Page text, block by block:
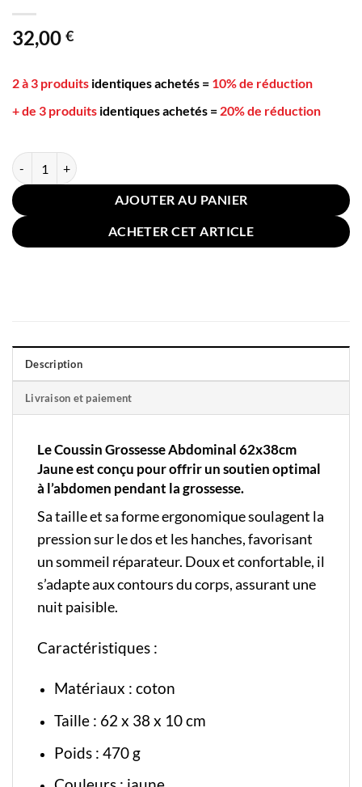
32,00 €
2 à 3 produits identiques achetés = 10% de réduction
+ de 3 produits identiques achetés = 20% de réduction
quantité de Coussin Grossesse Abdominal 62x38cm Jaune
AJOUTER AU PANIER
ACHETER CET ARTICLE
Description
Livraison et paiement
Le Coussin Grossesse Abdominal 62x38cm
Jaune est conçu pour offrir un soutien optimal
à l’abdomen pendant la grossesse.
Sa taille et sa forme ergonomique soulagent la
pression sur le dos et les hanches, favorisant
un sommeil réparateur. Doux et confortable, il
s’adapte aux contours du corps, assurant une
nuit paisible.
Caractéristiques :
Matériaux : coton
Taille : 62 x 38 x 10 cm
Poids : 470 g